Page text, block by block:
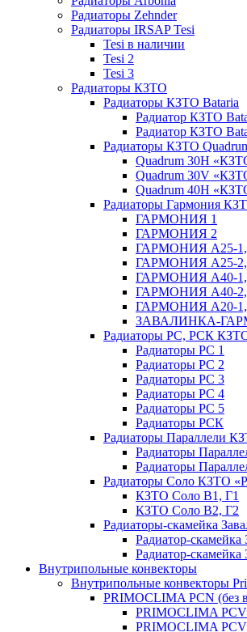
Радиаторы Zehnder
Радиаторы IRSAP Tesi
Tesi в наличии
Tesi 2
Tesi 3
Радиаторы КЗТО
Радиаторы КЗТО Bataria
Радиатор КЗТО
Радиатор КЗТО
Радиаторы КЗТО
Quadrum 30H
Quadrum 30V
Quadrum 40H
Радиаторы Гармония
ГАРМОНИЯ 1
ГАРМОНИЯ 2
ГАРМОНИЯ А25-1,
ГАРМОНИЯ А25-2,
ГАРМОНИЯ А40-1,
ГАРМОНИЯ А40-2,
ГАРМОНИЯ А20-1,
ЗАВАЛИНКА-
Радиаторы РС, РСК
Радиаторы РС 1
Радиаторы РС 2
Радиаторы РС 3
Радиаторы РС 4
Радиаторы РС 5
Радиаторы РСК
Радиаторы Параллели
Радиаторы
Радиаторы
Радиаторы Соло КЗТО
КЗТО Соло В1, Г1
КЗТО Соло В2, Г2
Радиаторы-скамейка
Радиатор-
Радиатор-скамейка
Внутрипольные конвекторы
Внутрипольные конвекторы
PRIMOCLIMA PCN (без
PRIMOCLIMA
PRIMOCLIMA